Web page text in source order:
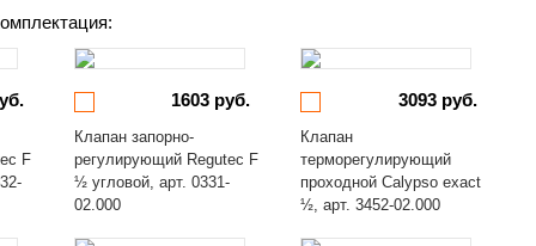
F
1603 руб.
Клапан запорно-
регулирующий Regutec F
½ угловой, арт. 0331-
02.000
3093 руб.
Клапан
терморегулирующий
проходной Calypso exact
½, арт. 3452-02.000